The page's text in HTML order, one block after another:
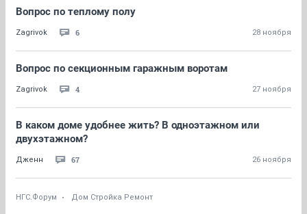
Вопрос по теплому полу
Zagrivok 6 28 ноября
Вопрос по секционным гаражным воротам
Zagrivok 4 27 ноября
В каком доме удобнее жить? В одноэтажном или
двухэтажном?
Дженн 67 26 ноября
НГС.Форум Дом Стройка Ремонт